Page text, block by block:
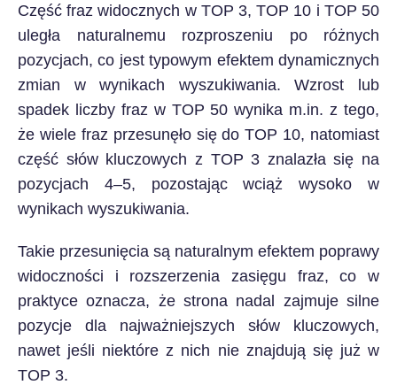
Część fraz widocznych w TOP 3, TOP 10 i TOP 50
uległa naturalnemu rozproszeniu po różnych
pozycjach, co jest typowym efektem dynamicznych
zmian w wynikach wyszukiwania. Wzrost lub
spadek liczby fraz w TOP 50 wynika m.in. z tego,
że wiele fraz przesunęło się do TOP 10, natomiast
część słów kluczowych z TOP 3 znalazła się na
pozycjach 4–5, pozostając wciąż wysoko w
wynikach wyszukiwania.
Takie przesunięcia są naturalnym efektem poprawy
widoczności i rozszerzenia zasięgu fraz, co w
praktyce oznacza, że strona nadal zajmuje silne
pozycje dla najważniejszych słów kluczowych,
nawet jeśli niektóre z nich nie znajdują się już w
TOP 3.